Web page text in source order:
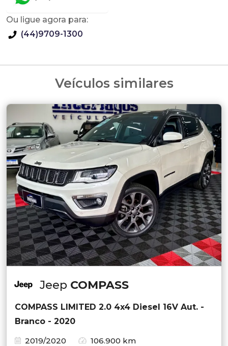
Ou ligue agora para:
(44)9709-1300
Veículos similares
Jeep COMPASS
COMPASS LIMITED 2.0 4x4 Diesel 16V Aut. -
Branco - 2020
2019/2020
106.900 km